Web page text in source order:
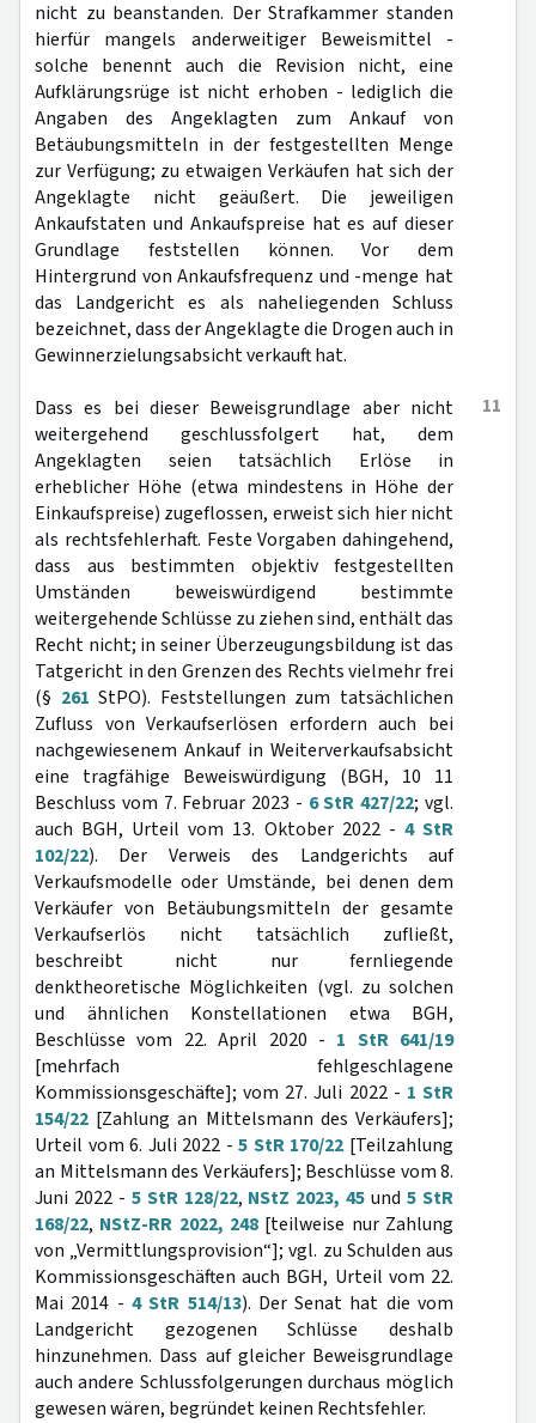
nicht zu beanstanden. Der Strafkammer standen
hierfür mangels anderweitiger Beweismittel -
solche benennt auch die Revision nicht, eine
Aufklärungsrüge ist nicht erhoben - lediglich die
Angaben des Angeklagten zum Ankauf von
Betäubungsmitteln in der festgestellten Menge
zur Verfügung; zu etwaigen Verkäufen hat sich der
Angeklagte nicht geäußert. Die jeweiligen
Ankaufstaten und Ankaufspreise hat es auf dieser
Grundlage feststellen können. Vor dem
Hintergrund von Ankaufsfrequenz und -menge hat
das Landgericht es als naheliegenden Schluss
bezeichnet, dass der Angeklagte die Drogen auch in
Gewinnerzielungsabsicht verkauft hat.
11
Dass es bei dieser Beweisgrundlage aber nicht
weitergehend geschlussfolgert hat, dem
Angeklagten seien tatsächlich Erlöse in
erheblicher Höhe (etwa mindestens in Höhe der
Einkaufspreise) zugeflossen, erweist sich hier nicht
als rechtsfehlerhaft. Feste Vorgaben dahingehend,
dass aus bestimmten objektiv festgestellten
Umständen beweiswürdigend bestimmte
weitergehende Schlüsse zu ziehen sind, enthält das
Recht nicht; in seiner Überzeugungsbildung ist das
Tatgericht in den Grenzen des Rechts vielmehr frei
(§ 261 StPO). Feststellungen zum tatsächlichen
Zufluss von Verkaufserlösen erfordern auch bei
nachgewiesenem Ankauf in Weiterverkaufsabsicht
eine tragfähige Beweiswürdigung (BGH, 10 11
Beschluss vom 7. Februar 2023 - 6 StR 427/22; vgl.
auch BGH, Urteil vom 13. Oktober 2022 - 4 StR
102/22). Der Verweis des Landgerichts auf
Verkaufsmodelle oder Umstände, bei denen dem
Verkäufer von Betäubungsmitteln der gesamte
Verkaufserlös nicht tatsächlich zufließt,
beschreibt nicht nur fernliegende
denktheoretische Möglichkeiten (vgl. zu solchen
und ähnlichen Konstellationen etwa BGH,
Beschlüsse vom 22. April 2020 - 1 StR 641/19
[mehrfach fehlgeschlagene
Kommissionsgeschäfte]; vom 27. Juli 2022 - 1 StR
154/22 [Zahlung an Mittelsmann des Verkäufers];
Urteil vom 6. Juli 2022 -5 StR 170/22 [Teilzahlung
an Mittelsmann des Verkäufers]; Beschlüsse vom 8.
Juni 2022 - 5 StR 128/22, NStZ 2023, 45 und5 StR
168/22, NStZ-RR 2022, 248 [teilweise nur Zahlung
von „Vermittlungsprovision“]; vgl. zu Schulden aus
Kommissionsgeschäften auch BGH, Urteil vom 22.
Mai 2014 - 4 StR 514/13). Der Senat hat die vom
Landgericht gezogenen Schlüsse deshalb
hinzunehmen. Dass auf gleicher Beweisgrundlage
auch andere Schlussfolgerungen durchaus möglich
gewesen wären, begründet keinen Rechtsfehler.